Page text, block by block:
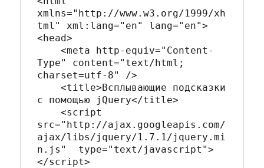
xmlns="http://www.w3.org/1999/xh
tml" xml:lang="en" lang="en">
<head>
    <meta http-equiv="Content-
Type" content="text/html;
charset=utf-8" />
    <title>Всплывающие подсказки
с помощью jQuery</title>
    <script
src="http://ajax.googleapis.com/
ajax/libs/jquery/1.7.1/jquery.mi
n.js"  type="text/javascript">
</script>